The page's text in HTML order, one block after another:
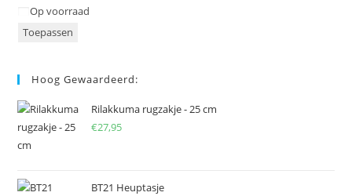
Status
Op voorraad
Toepassen
Hoog Gewaardeerd:
Rilakkuma rugzakje - 25 cm
€27,95
BT21 Heuptasje